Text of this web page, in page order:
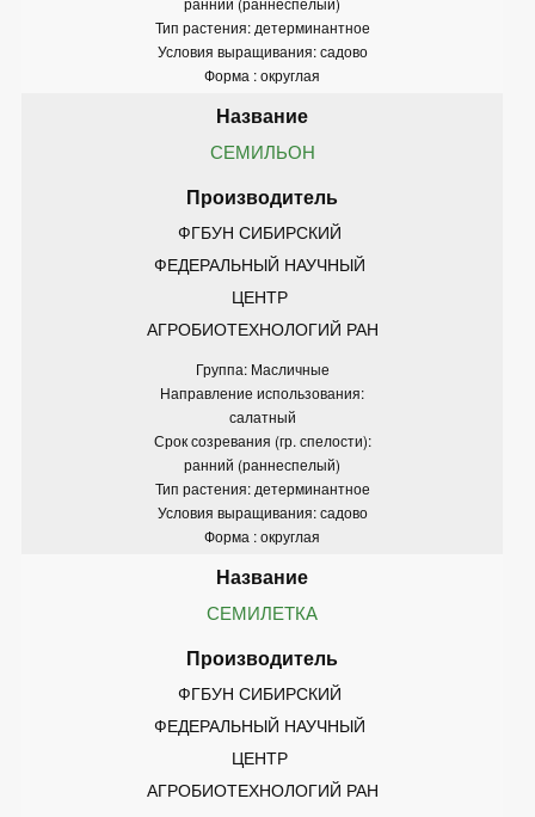
Тип растения: детерминантное
Условия выращивания: садово
Форма : округлая
СЕМИЛЬОН
ФГБУН СИБИРСКИЙ
ФЕДЕРАЛЬНЫЙ НАУЧНЫЙ
ЦЕНТР
АГРОБИОТЕХНОЛОГИЙ РАН
Группа: Масличные
Направление использования:
салатный
Срок созревания (гр. спелости):
ранний (раннеспелый)
Тип растения: детерминантное
Условия выращивания: садово
Форма : округлая
СЕМИЛЕТКА
ФГБУН СИБИРСКИЙ
ФЕДЕРАЛЬНЫЙ НАУЧНЫЙ
ЦЕНТР
АГРОБИОТЕХНОЛОГИЙ РАН